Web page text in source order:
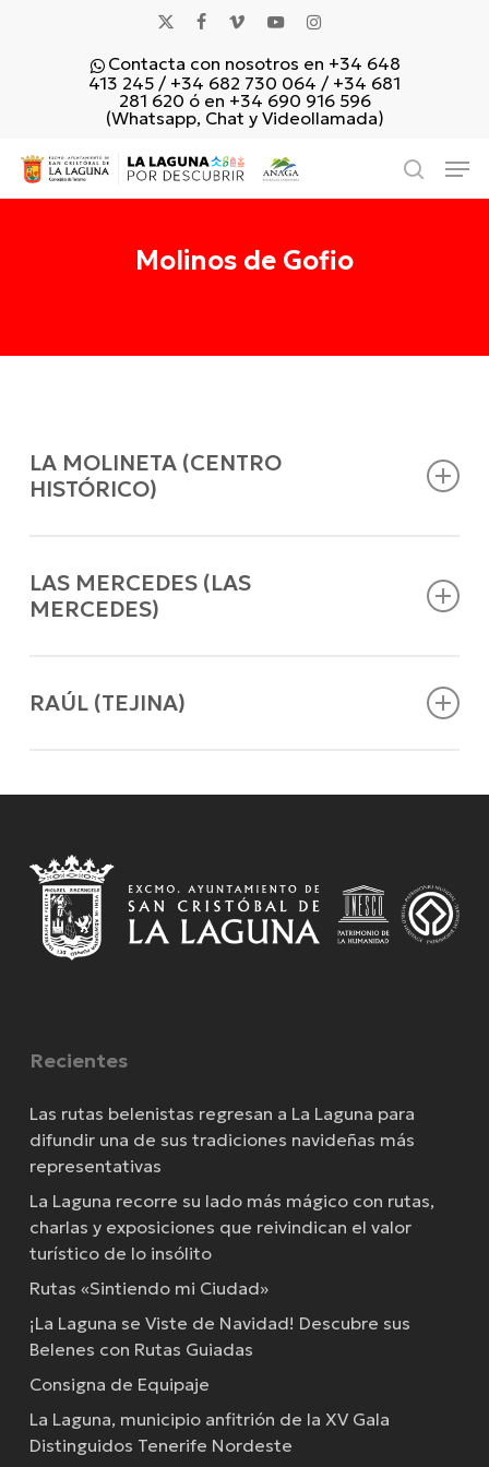
twitter
facebookvimeo youtubeinstagram
Contacta con nosotros en +34 648
413 245 / +34 682 730 064 / +34 681
281 620 ó en +34 690 916 596
(Whatsapp, Chat y Videollamada)
Molinos de Gofio
LA MOLINETA (CENTRO
HISTÓRICO)
C/Núñez de la Peña Nº 61- 38202
922 25 71 55
WEB
LAS MERCEDES (LAS
MERCEDES)
RAÚL (TEJINA)
Molino de gofio Raúl
Fundada aproximadamente en 1917
Recientes
Las rutas belenistas regresan a La Laguna para
difundir una de sus tradiciones navideñas más
representativas
La Laguna recorre su lado más mágico con rutas,
charlas y exposiciones que reivindican el valor
turístico de lo insólito
Rutas «Sintiendo mi Ciudad»
¡La Laguna se Viste de Navidad! Descubre sus
Belenes con Rutas Guiadas
Consigna de Equipaje
La Laguna, municipio anfitrión de la XV Gala
Distinguidos Tenerife Nordeste